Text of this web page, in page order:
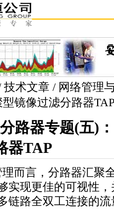
技术文章 / 网络管理
镜像过滤分路器
路器专题(五)
器TAP
而言，分路器汇聚
实现更佳的可视性
链路全双工连接的